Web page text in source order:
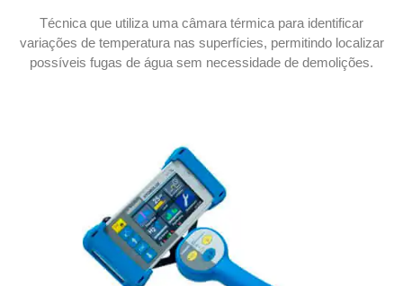
Técnica que utiliza uma câmara térmica para identificar
variações de temperatura nas superfícies, permitindo localizar
possíveis fugas de água sem necessidade de demolições.